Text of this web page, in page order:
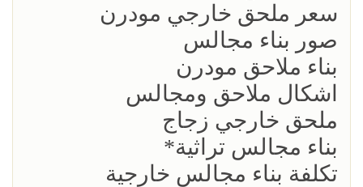
سعر ملحق خارجي مودرن
صور بناء مجالس
بناء ملاحق مودرن
اشكال ملاحق ومجالس
ملحق خارجي زجاج
بناء مجالس تراثية*
تكلفة بناء مجالس خارجية